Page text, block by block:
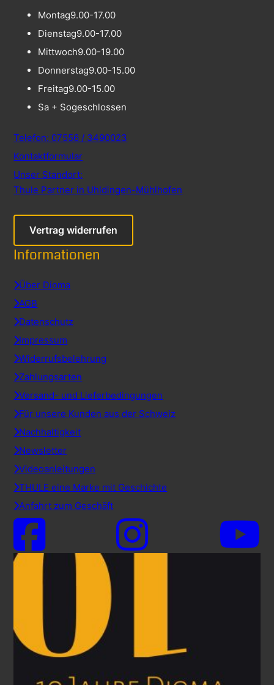
Montag9.00-17.00
Dienstag9.00-17.00
Mittwoch9.00-19.00
Donnerstag9.00-15.00
Freitag9.00-15.00
Sa + Sogeschlossen
Telefon: 07556 / 3490023
Kontaktformular
Unser Standort:
Thule Partner in Uhldingen-Mühlhofen
Vertrag widerrufen
Informationen
Über Dioma
AGB
Datenschutz
Impressum
Widerrufsbelehrung
Zahlungsarten
Versand- und Lieferbedingungen
Für unsere Kunden aus der Schweiz
Nachhaltigkeit
Newsletter
Videoanleitungen
THULE eine Marke mit Geschichte
Anfahrt zum Geschäft